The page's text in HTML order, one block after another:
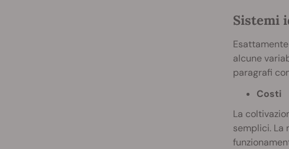
Sistemi
alcune
paragrafi
Costi
La
semplici. La